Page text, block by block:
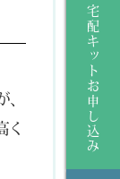
、
く
宅配キットお申し込み